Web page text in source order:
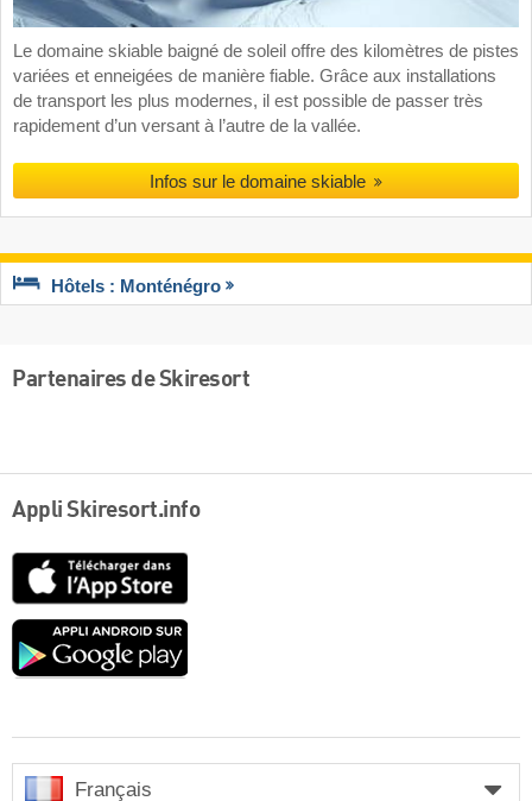
Le domaine skiable baigné de soleil offre des kilomètres de pistes
variées et enneigées de manière fiable. Grâce aux installations
de transport les plus modernes, il est possible de passer très
rapidement d’un versant à l’autre de la vallée.
Infos sur le domaine skiable
Hôtels : Monténégro
Partenaires de Skiresort
Appli Skiresort.info
Google
Français